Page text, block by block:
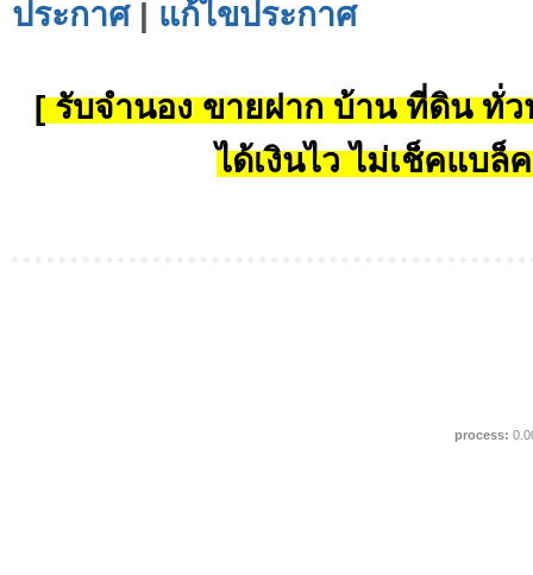
ประกาศ| แก้ไขประกาศ
[ รับจำนอง ขายฝาก บ้าน ที่ดิน ทั่ว
ได้เงินไว ไม่เช็คแบล็
process: